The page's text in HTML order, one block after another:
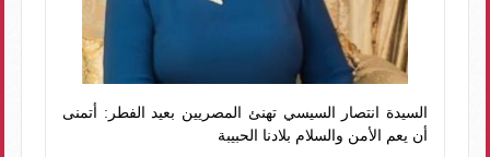
السيدة انتصار السيسي تهنئ المصريين بعيد الفطر: أتمنى
أن يعم الأمن والسلام بلادنا الحبيبة